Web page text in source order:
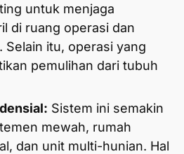
untuk menjaga
di ruang operasi dan
Selain itu, operasi yang
pemulihan dari tubuh
Sistem ini semakin
mewah, rumah
dan unit multi-hunian. Hal